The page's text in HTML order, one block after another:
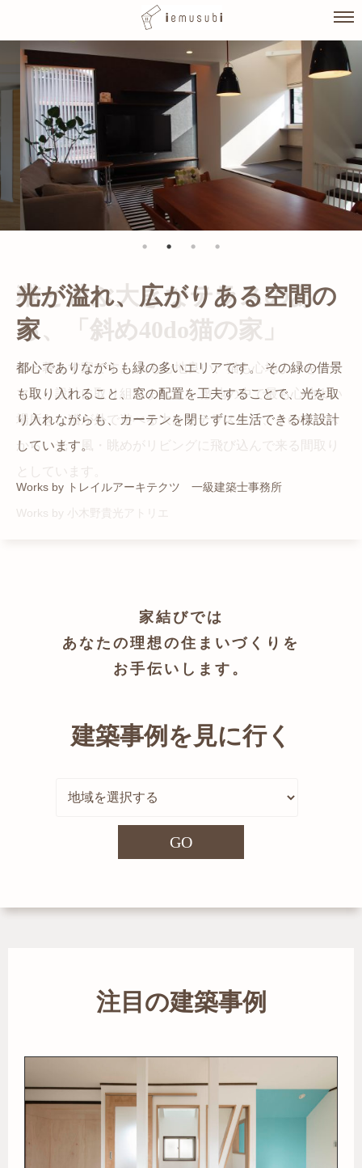
Skip
content
猫と暮らす家です。 人も心地良い、猫も心地よいをテー
マに、設計に取り組みました。 敷地の中で最も心地よい
場所を、猫が外で遊べる大きなテラスとし、そのテラス
から、光・風・眺めがリビングに飛び込んで来る間取り
としています。
Works by 小木野貴光アトリエ
光が溢れ、広がりある空間の
家
都心でありながらも緑の多いエリアです。 その緑の借景
も取り入れること、窓の配置を工夫することで、光を取
り入れながらも、カーテンを閉じずに生活できる様設計
しています。
Works by トレイルアーキテクツ 一級建築士事務所
自然の中の岩山を切り開いて造った、ワイルドなゲスト
ハウスをイメージした空間が広がる都市型住宅です。
かつての機織り工場が、その趣を残しつつ孫世帯の住居
へと蘇りました。
家結びでは
あなたの理想の住まいづくりを
お手伝いします。
建築事例を見に行く
GO
注目の建築事例